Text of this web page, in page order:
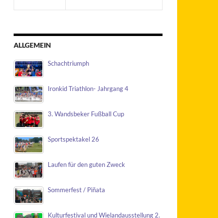
ALLGEMEIN
Schachtriumph
Ironkid Triathlon- Jahrgang 4
3. Wandsbeker Fußball Cup
Sportspektakel 26
Laufen für den guten Zweck
Sommerfest / Piñata
Kulturfestival und Wielandausstellung 2.